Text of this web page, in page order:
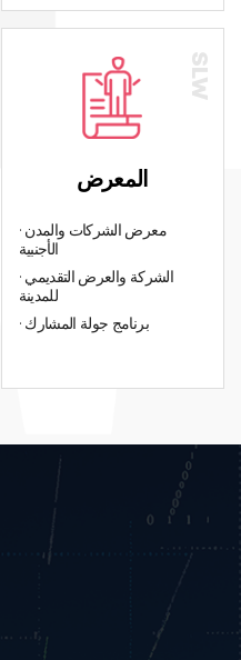
المعرض
· معرض الشركات والمدن
الأجنبية
· الشركة والعرض التقديمي
للمدينة
· برنامج جولة المشارك